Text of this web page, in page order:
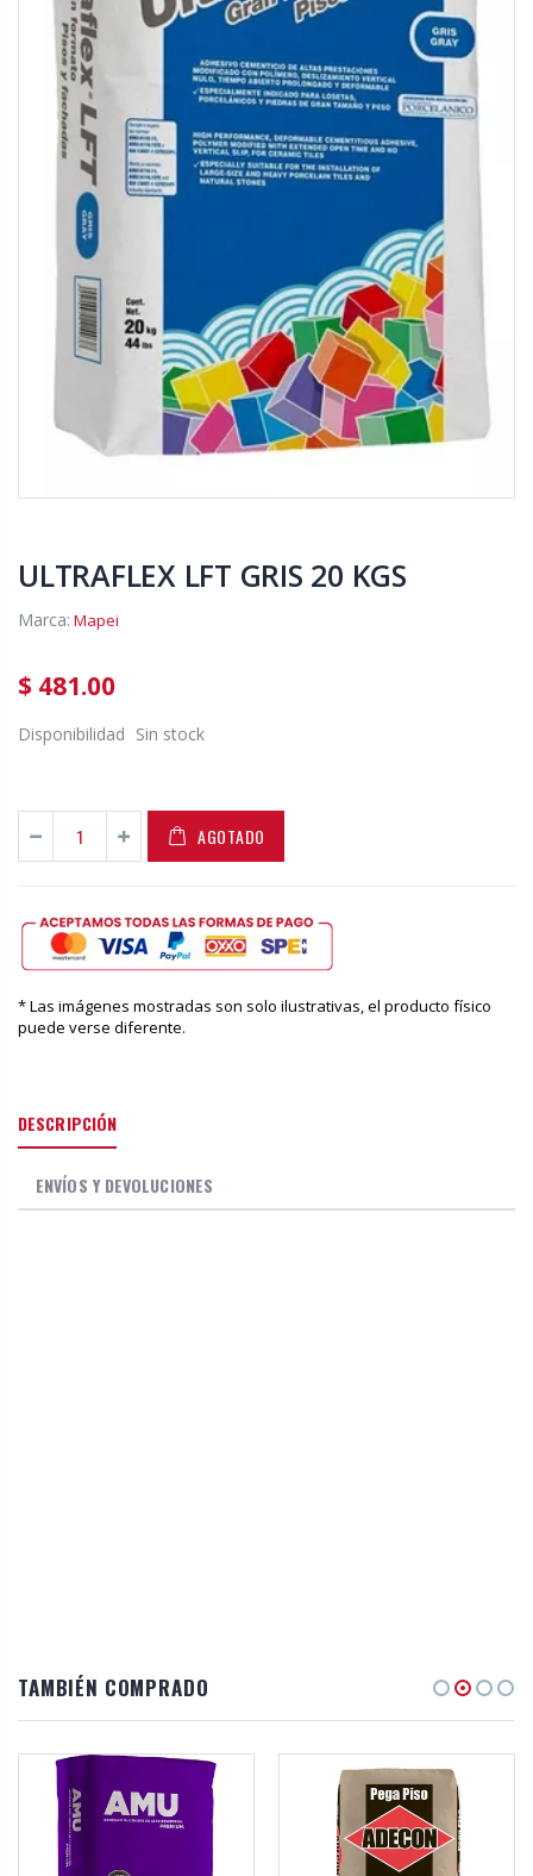
ULTRAFLEX LFT GRIS 20 KGS
Marca: Mapei
$ 481.00
Disponibilidad Sin stock
AGOTADO
* Las imágenes mostradas son solo ilustrativas, el producto físico
puede verse diferente.
DESCRIPCIÓN
ENVÍOS Y DEVOLUCIONES
TAMBIÉN COMPRADO